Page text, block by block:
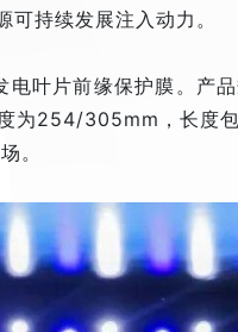
持续发展注入动力。
叶片前缘保护膜。产
为254/305mm，长度
。